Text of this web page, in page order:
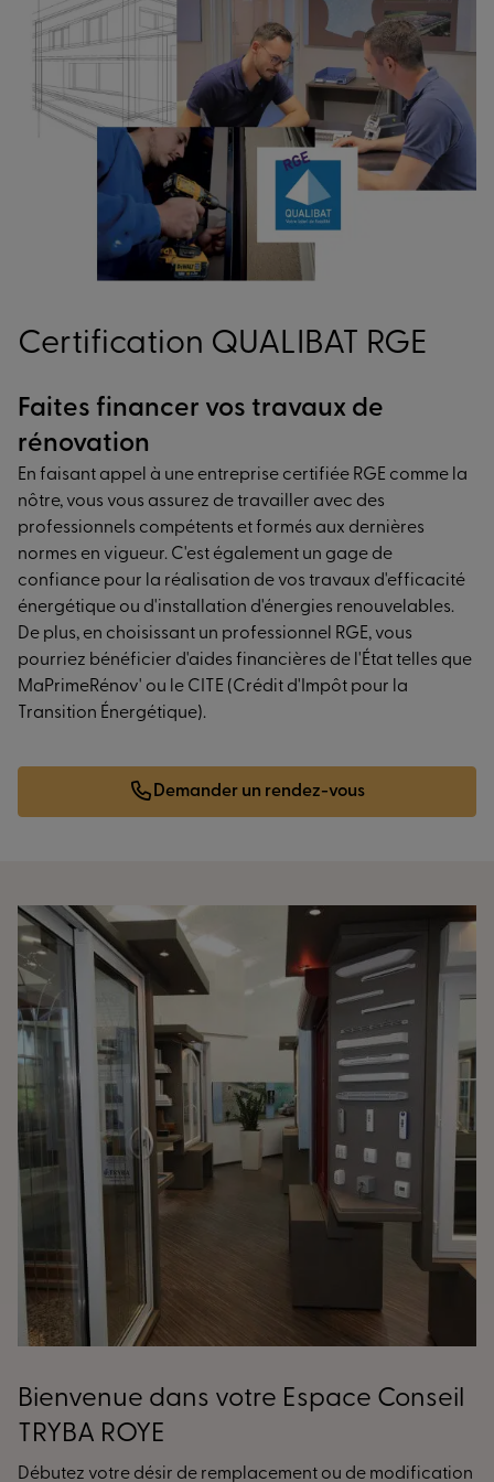
Certification QUALIBAT RGE
Faites financer vos travaux de
rénovation
En faisant appel à une entreprise certifiée RGE comme la
nôtre, vous vous assurez de travailler avec des
professionnels compétents et formés aux dernières
normes en vigueur. C'est également un gage de
confiance pour la réalisation de vos travaux d'efficacité
énergétique ou d'installation d'énergies renouvelables.
De plus, en choisissant un professionnel RGE, vous
pourriez bénéficier d'aides financières de l'État telles que
MaPrimeRénov' ou le CITE (Crédit d'Impôt pour la
Transition Énergétique).
Demander un rendez-vous
Bienvenue dans votre Espace Conseil
TRYBA ROYE
Débutez votre désir de remplacement ou de modification